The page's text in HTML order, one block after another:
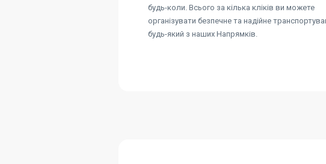
будь-коли. Всього за кілька кліків ви можете
організувати безпечне та надійне
будь-який з наших Напрямків.